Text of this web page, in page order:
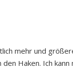
mehr und
Haken. Ich